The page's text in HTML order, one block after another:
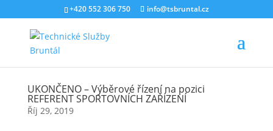
+420 552 306 750 info@tsbruntal.cz
UKONČENO – Výběrové řízení na pozici
REFERENT SPORTOVNÍCH ZAŘÍZENÍ
Říj 29, 2019